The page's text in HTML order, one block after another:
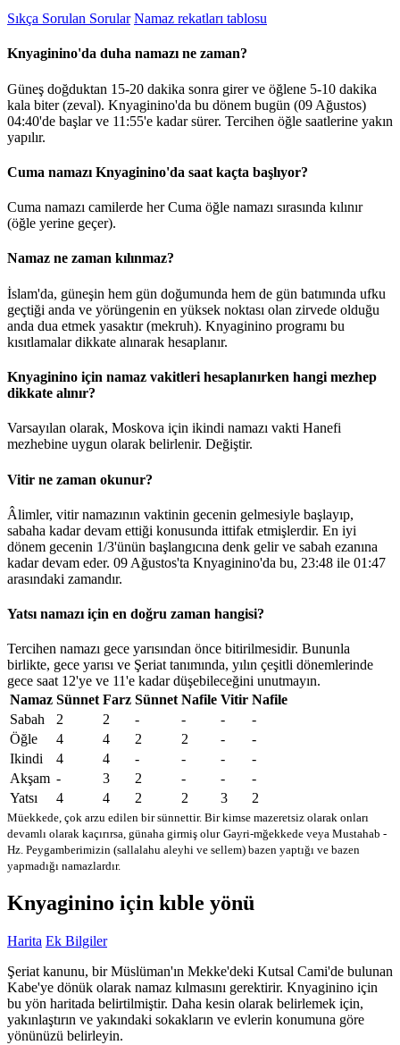
Sıkça Sorulan Sorular Namaz rekatları tablosu
Knyaginino'da duha namazı ne zaman?
Güneş doğduktan 15-20 dakika sonra girer ve öğlene 5-10 dakika
kala biter (zeval). Knyaginino'da bu dönem bugün (09 Ağustos)
04:40'de başlar ve 11:55'e kadar sürer. Tercihen öğle saatlerine yakın
yapılır.
Cuma namazı Knyaginino'da saat kaçta başlıyor?
Cuma namazı camilerde her Cuma öğle namazı sırasında kılınır
(öğle yerine geçer).
Namaz ne zaman kılınmaz?
İslam'da, güneşin hem gün doğumunda hem de gün batımında ufku
geçtiği anda ve yörüngenin en yüksek noktası olan zirvede olduğu
anda dua etmek yasaktır (mekruh). Knyaginino programı bu
kısıtlamalar dikkate alınarak hesaplanır.
Knyaginino için namaz vakitleri hesaplanırken hangi mezhep
dikkate alınır?
Varsayılan olarak, Moskova için ikindi namazı vakti Hanefi
mezhebine uygun olarak belirlenir. Değiştir.
Vitir ne zaman okunur?
Âlimler, vitir namazının vaktinin gecenin gelmesiyle başlayıp,
sabaha kadar devam ettiği konusunda ittifak etmişlerdir. En iyi
dönem gecenin 1/3'ünün başlangıcına denk gelir ve sabah ezanına
kadar devam eder. 09 Ağustos'ta Knyaginino'da bu, 23:48 ile 01:47
arasındaki zamandır.
Yatsı namazı için en doğru zaman hangisi?
Tercihen namazı gece yarısından önce bitirilmesidir. Bununla
birlikte, gece yarısı ve Şeriat tanımında, yılın çeşitli dönemlerinde
gece saat 12'ye ve 11'e kadar düşebileceğini unutmayın.
Namaz Sünnet Farz Sünnet Nafile Vitir Nafile
Sabah
2 2 - - -
-
Öğle
4 4 2 2 -
-
Ikindi
4 4 - - -
-
Akşam - 3 2 - -
-
Yatsı
4 4 2 2 3 2
Müekkede, çok arzu edilen bir sünnettir. Bir kimse mazeretsiz olarak onları
devamlı olarak kaçırırsa, günaha girmiş olur Gayri-mğekkede veya Mustahab -
Hz. Peygamberimizin (sallalahu aleyhi ve sellem) bazen yaptığı ve bazen
yapmadığı namazlardır.
Knyaginino için kıble yönü
Harita Ek Bilgiler
Şeriat kanunu, bir Müslüman'ın Mekke'deki Kutsal Cami'de bulunan
Kabe'ye dönük olarak namaz kılmasını gerektirir. Knyaginino için
bu yön haritada belirtilmiştir. Daha kesin olarak belirlemek için,
yakınlaştırın ve yakındaki sokakların ve evlerin konumuna göre
yönünüzü belirleyin.